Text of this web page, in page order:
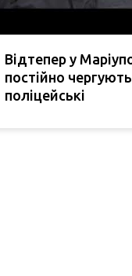
Відтепер у
постійно
поліцейські